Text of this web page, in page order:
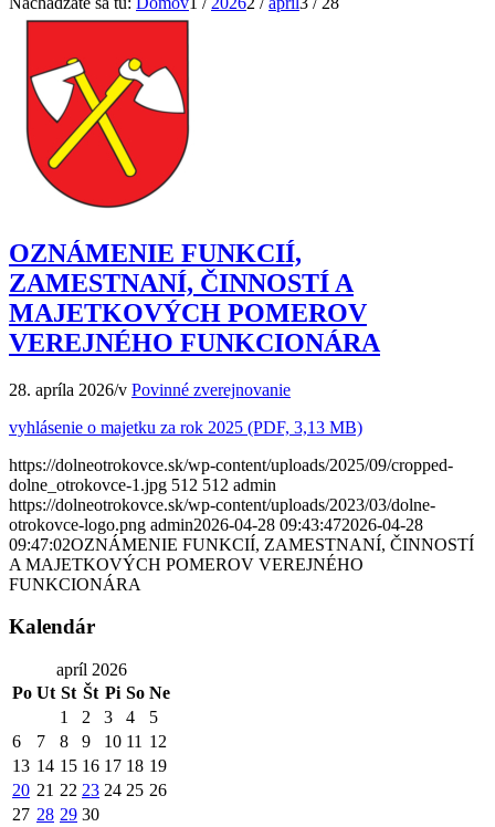
OZNÁMENIE FUNKCIÍ,
ZAMESTNANÍ, ČINNOSTÍ A
MAJETKOVÝCH POMEROV
VEREJNÉHO FUNKCIONÁRA
28. apríla 2026/v Povinné zverejnovanie
vyhlásenie o majetku za rok 2025 (PDF, 3,13 MB)
https://dolneotrokovce.sk/wp-content/uploads/2025/09/cropped-
dolne_otrokovce-1.jpg 512 512 admin
https://dolneotrokovce.sk/wp-content/uploads/2023/03/dolne-
otrokovce-logo.png admin2026-04-28 09:43:472026-04-28
09:47:02OZNÁMENIE FUNKCIÍ, ZAMESTNANÍ, ČINNOSTÍ
A MAJETKOVÝCH POMEROV VEREJNÉHO
FUNKCIONÁRA
Kalendár
apríl 2026
Po Ut St Št Pi So Ne
1
2 3 4
5
6
7 8 9 10 11 12
13 14 15 16 17 18 19
20 21 22 23 24 25 26
27 28 29 30